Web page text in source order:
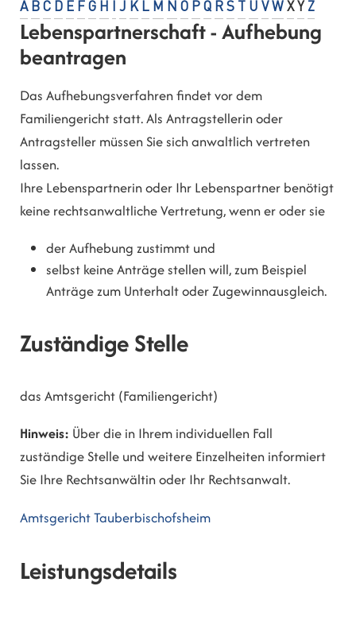
A B C D E F G H J K L M N O P Q R S U V W X Y Z
Lebenspartnerschaft - Aufhebung
beantragen
Das Aufhebungsverfahren findet vor dem
Familiengericht statt. Als Antragstellerin oder
Antragsteller müssen Sie sich anwaltlich vertreten
lassen.
Ihre Lebenspartnerin oder Ihr Lebenspartner benötigt
keine rechtsanwaltliche Vertretung, wenn er oder sie
der Aufhebung zustimmt und
selbst keine Anträge stellen will, zum Beispiel
Anträge zum Unterhalt oder Zugewinnausgleich.
Zuständige Stelle
das Amtsgericht (Familiengericht)
Hinweis: Über die in Ihrem individuellen Fall
zuständige Stelle und weitere Einzelheiten informiert
Sie Ihre Rechtsanwältin oder Ihr Rechtsanwalt.
Amtsgericht Tauberbischofsheim
Leistungsdetails